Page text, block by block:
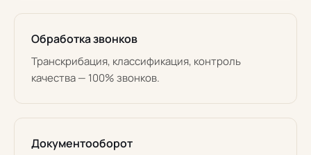
Обработка звонков
Транскрибация, классификация, контроль
качества — 100% звонков.
Документооборот